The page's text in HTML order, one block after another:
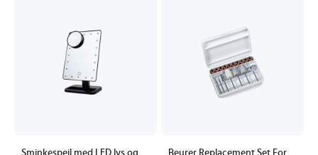
Sminkespeil med LED lys og
Beurer Replacement Set For